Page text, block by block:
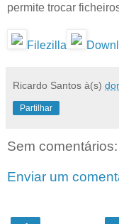
permite trocar
Filezilla
Ricardo Santos à(s)
Partilhar
Sem comentários:
Enviar um